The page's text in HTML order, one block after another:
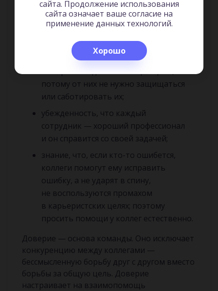
Не думайте, что «доверие» — пустой штамп,
вроде «вечной любви». Под взаимным
доверием в коллективе понимаются:
уверенность каждого сотрудника, что
действия коллег продиктованы
потому от них не нужно защищаться
или саботировать их;
убежденность, что каждый
сотрудник — хороший профессионал
и он справится со своей задачей;
знание, что, если кто-то ошибется,
коллеги помогут ему исправить
ошибку, а не ударят в спину,
не воспользуются промахом
в карьеристских целях; поэтому
просить помощи у коллег естественно.
Доверие — основа команды. Оно исключает
конкуренцию между коллегами —
бессмысленную борьбу друг с другом вместо
борьбы за общую цель. Доверие
настраивает на взаимопомощь
сайта. Продолжение использования
сайта означает ваше согласие на
применение данных технологий.
Хорошо